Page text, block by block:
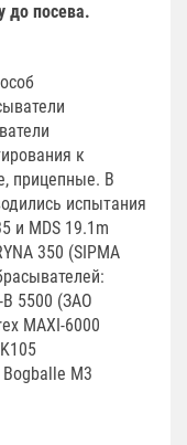
до посева.
к
прицепные. В
испытания
и MDS 19.1m
350 (SIPMA
B 5500 (ЗАО
MAXI-6000
Bogballe М3